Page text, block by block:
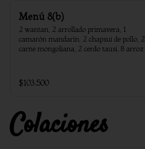
Menú 8(b)
2 wantan, 2 arrollado primavera, 1
camarón mandarín, 2 chapsui de pollo, 2
carne mongoliana, 2 cerdo tausi, 8 arroz
$103.500
Colaciones